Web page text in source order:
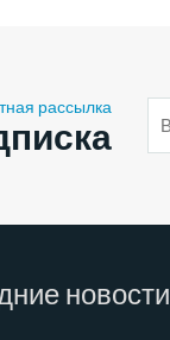
рассылка
новости